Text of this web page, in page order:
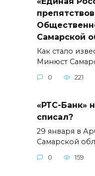
Самарской
Как стало
Минюст
0 221
«РТС-Банк»
списал?
29 января в
Самарской
0 159